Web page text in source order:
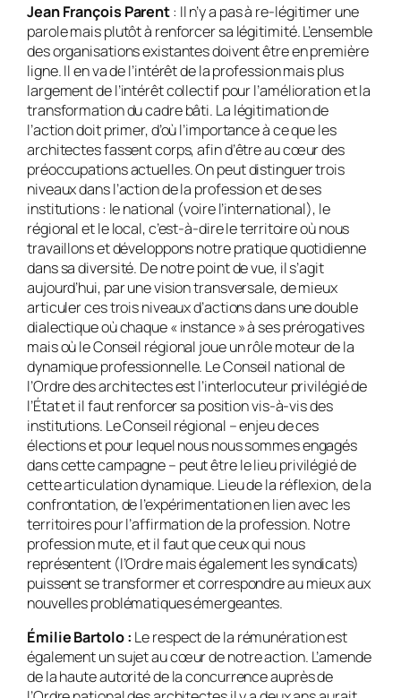
Jean François Parent: Il n’y a pas à re-légitimer une
parole mais plutôt à renforcer sa légitimité. L’ensemble
des organisations existantes doivent être en première
ligne. Il en va de l’intérêt de la profession mais plus
largement de l’intérêt collectif pour l’amélioration et la
transformation du cadre bâti. La légitimation de
l’action doit primer, d’où l’importance à ce que les
architectes fassent corps, afin d’être au cœur des
préoccupations actuelles. On peut distinguer trois
niveaux dans l’action de la profession et de ses
institutions : le national (voire l’international), le
régional et le local, c’est-à-dire le territoire où nous
travaillons et développons notre pratique quotidienne
dans sa diversité. De notre point de vue, il s’agit
aujourd’hui, par une vision transversale, de mieux
articuler ces trois niveaux d’actions dans une double
dialectique où chaque « instance » à ses prérogatives
mais où le Conseil régional joue un rôle moteur de la
dynamique professionnelle. Le Conseil national de
l’Ordre des architectes est l’interlocuteur privilégié de
l’État et il faut renforcer sa position vis-à-vis des
institutions. Le Conseil régional – enjeu de ces
élections et pour lequel nous nous sommes engagés
dans cette campagne – peut être le lieu privilégié de
cette articulation dynamique. Lieu de la réflexion, de la
confrontation, de l’expérimentation en lien avec les
territoires pour l’affirmation de la profession. Notre
profession mute, et il faut que ceux qui nous
représentent (l’Ordre mais également les syndicats)
puissent se transformer et correspondre au mieux aux
nouvelles problématiques émergeantes.
Émilie Bartolo : Le respect de la rémunération est
également un sujet au cœur de notre action. L’amende
de la haute autorité de la concurrence auprès de